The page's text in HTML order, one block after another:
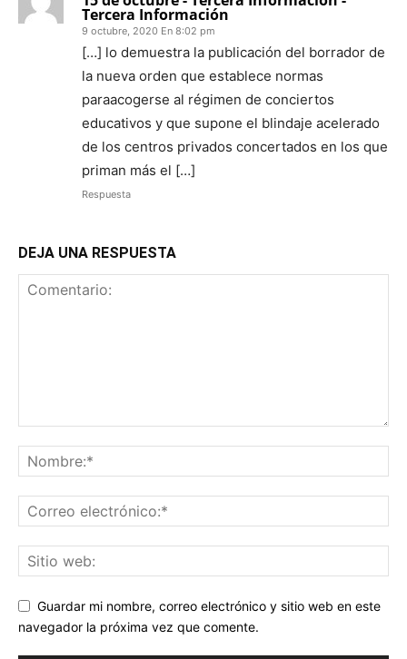
Tercera Información
9 octubre, 2020 En 8:02 pm
[…] lo demuestra la publicación del borrador de
la nueva orden que establece normas
paraacogerse al régimen de conciertos
educativos y que supone el blindaje acelerado
de los centros privados concertados en los que
priman más el […]
Respuesta
DEJA UNA RESPUESTA
Guardar mi nombre, correo electrónico y sitio web en este
navegador la próxima vez que comente.